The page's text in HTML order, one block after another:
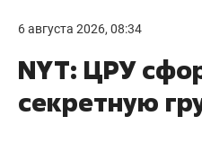
6 августа 2026, 08:34
NYT: ЦРУ
секретную